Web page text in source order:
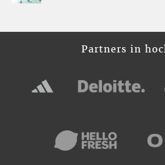
Partners in